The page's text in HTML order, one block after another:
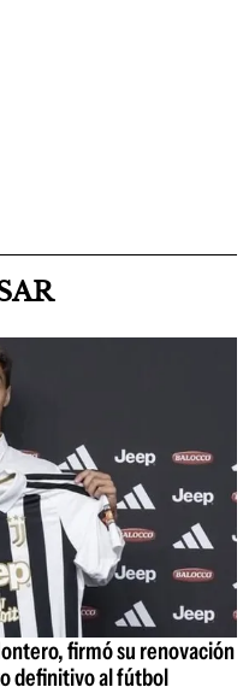
firmó su renovación
definitivo al fútbol